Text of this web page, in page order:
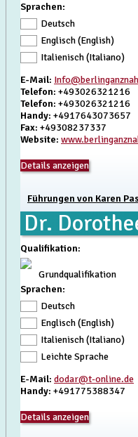
Sprachen:
Deutsch
Englisch (English)
Italienisch (Italiano)
E-Mail:
Telefon: +493026321216
Telefon: +493026321216
Handy: +4917643073657
Fax: +49308237337
Website:
Details anzeigen
Führungen von Karen
Dr.
Qualifikation:
Grundqualifikation
Sprachen:
Deutsch
Englisch (English)
Italienisch (Italiano)
Leichte Sprache
E-Mail: dodar@t-online.de
Handy: +491775388347
Details anzeigen